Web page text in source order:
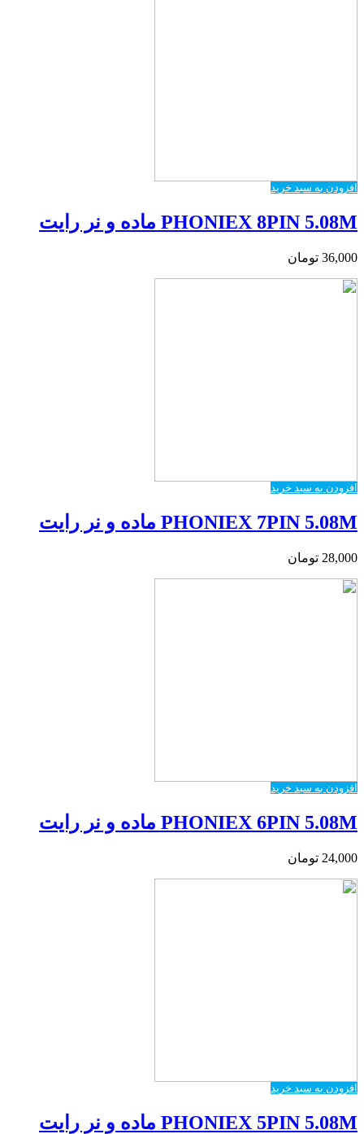
افزودن به سبد خرید
PHONIEX 8PIN 5.08M ماده و نر رایت
36,000 تومان
افزودن به سبد خرید
PHONIEX 7PIN 5.08M ماده و نر رایت
28,000 تومان
افزودن به سبد خرید
PHONIEX 6PIN 5.08M ماده و نر رایت
24,000 تومان
افزودن به سبد خرید
PHONIEX 5PIN 5.08M ماده و نر رایت